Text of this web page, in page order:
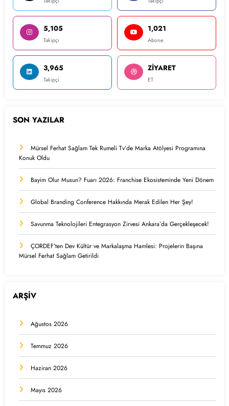
5,105
Takipçi
1,021
Abone
3,965
Takipçi
ZİYARET
ET
SON YAZILAR
Mürsel Ferhat Sağlam Tek Rumeli Tv’de Marka Atölyesi Programına
Konuk Oldu
Bayim Olur Musun? Fuarı 2026: Franchise Ekosisteminde Yeni Dönem
Global Branding Conference Hakkında Merak Edilen Her Şey!
Savunma Teknolojileri Entegrasyon Zirvesi Ankara’da Gerçekleşecek!
ÇORDEF’ten Dev Kültür ve Markalaşma Hamlesi: Projelerin Başına
Mürsel Ferhat Sağlam Getirildi
ARŞİV
Ağustos 2026
Temmuz 2026
Haziran 2026
Mayıs 2026